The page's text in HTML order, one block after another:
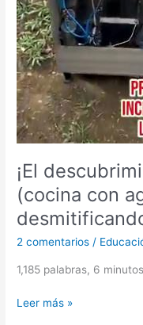
¡El
(cocina con
2 comentarios /
1,185 palabras, 6
lluvia)
desmitificando
con
datos.
Leer más »